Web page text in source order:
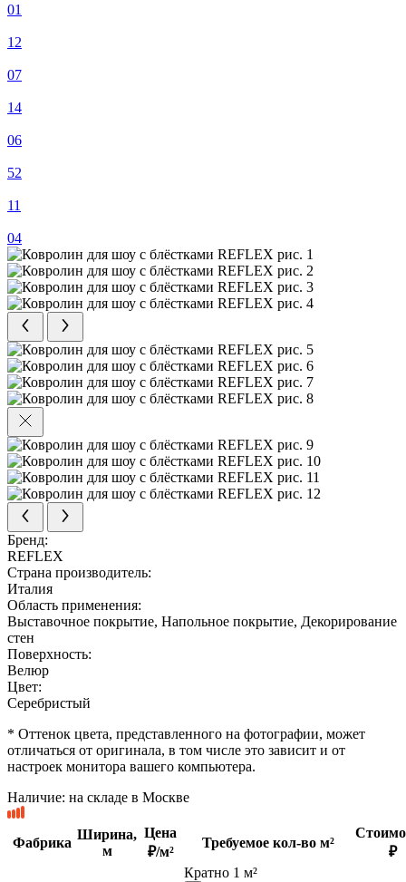
01
12
07
14
06
52
11
04
Бренд:
REFLEX
Страна производитель:
Италия
Область применения:
Выставочное покрытие, Напольное покрытие, Декорирование
стен
Поверхность:
Велюр
Цвет:
Серебристый
* Оттенок цвета, представленного на фотографии, может
отличаться от оригинала, в том числе это зависит и от
настроек монитора вашего компьютера.
Наличие: на складе в Москве
Фабрика
Ширина,
м
Цена
₽/м²
Требуемое кол-во м²
₽
Кратно 1 м²